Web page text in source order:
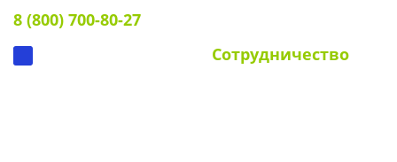
8 (800) 700-80-27
Сотрудничество